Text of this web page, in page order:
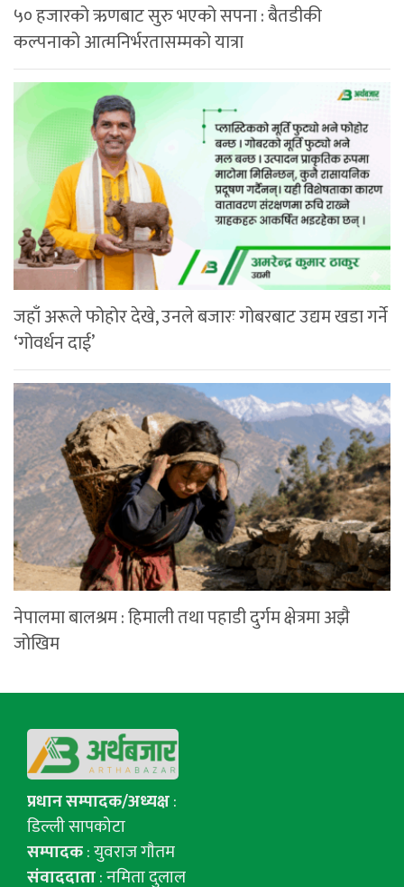
५० हजारको ऋणबाट सुरु भएको सपना : बैतडीकी
कल्पनाको आत्मनिर्भरतासम्मको यात्रा
जहाँ अरूले फोहोर देखे, उनले बजारः गोबरबाट उद्यम खडा गर्ने
‘गोवर्धन दाई’
नेपालमा बालश्रम : हिमाली तथा पहाडी दुर्गम क्षेत्रमा अझै
जोखिम
प्रधान सम्पादक/अध्यक्ष:
डिल्ली सापकोटा
सम्पादक: युवराज गाैतम
संवाददाता: नमिता दुलाल